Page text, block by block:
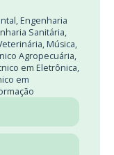
, Engenharia
Sanitária,
, Música,
Agropecuária,
em Eletrônica,
em